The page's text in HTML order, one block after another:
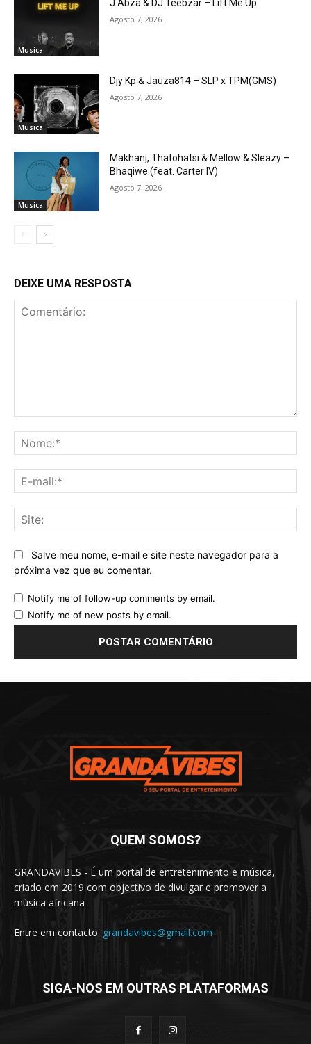
Musica
J Abza & DJ Teebzar – Lift Me Up
Agosto 7, 2026
Musica
Djy Kp & Jauza814 – SLP x TPM(GMS)
Agosto 7, 2026
Musica
Makhanj, Thatohatsi & Mellow & Sleazy –
Bhaqiwe (feat. Carter IV)
Agosto 7, 2026
DEIXE UMA RESPOSTA
Salve meu nome, e-mail e site neste navegador para a
próxima vez que eu comentar.
Notify me of follow-up comments by email.
Notify me of new posts by email.
QUEM SOMOS?
GRANDAVIBES - É um portal de entretenimento e música,
criado em 2019 com objectivo de divulgar e promover a
música africana
Entre em contacto: grandavibes@gmail.com
SIGA-NOS EM OUTRAS PLATAFORMAS